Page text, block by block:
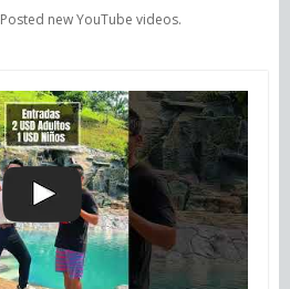
Posted new YouTube videos.